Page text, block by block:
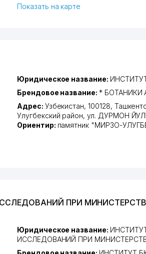
Показать на карте
Юридическое название:
Брендовое название: * БОТАНИКИ
Адрес: Узбекистан, 100128,
Улугбекский район,ул. ДУРМОН
Ориентир: памятник "МИРЗО-
ПРИ
Юридическое название:
ИССЛЕДОВАНИЙ ПРИ